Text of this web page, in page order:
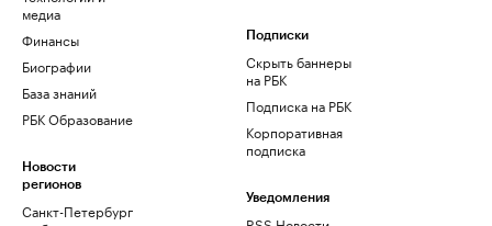
медиа
Финансы
Биографии
База знаний
РБК Образование
Новости
регионов
Санкт-Петербург
Подписки
Скрыть баннеры
на РБК
Подписка на РБК
Корпоративная
подписка
Уведомления